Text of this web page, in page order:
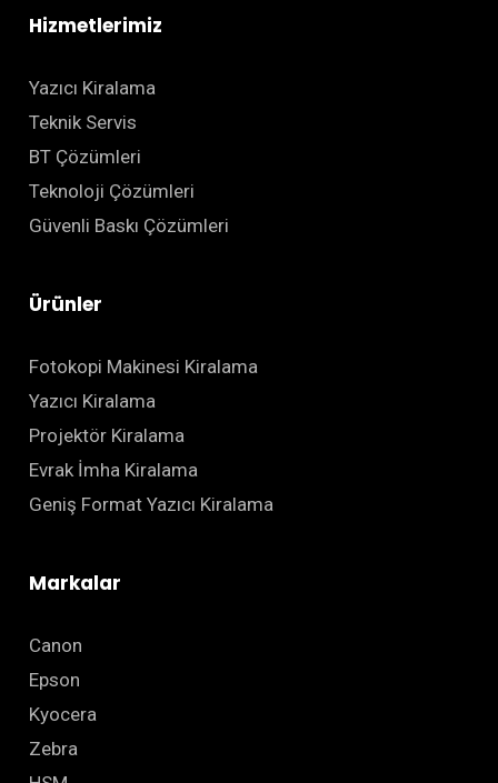
Hizmetlerimiz
Yazıcı Kiralama
Teknik Servis
BT Çözümleri
Teknoloji Çözümleri
Güvenli Baskı Çözümleri
Ürünler
Fotokopi Makinesi Kiralama
Yazıcı Kiralama
Projektör Kiralama
Evrak İmha Kiralama
Geniş Format Yazıcı Kiralama
Markalar
Canon
Epson
Kyocera
Zebra